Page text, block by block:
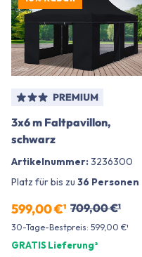
3x6 m Faltpavillon,
schwarz
Artikelnummer:3236300
Platz für bis zu 36 Personen
599,00 €¹ 709,00 €¹
30-Tage-Bestpreis: 599,00 €¹
GRATIS Lieferung²